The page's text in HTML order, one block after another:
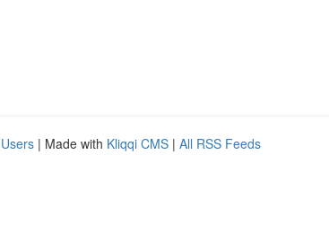
| Made with Kliqqi CMS | All RSS Feeds